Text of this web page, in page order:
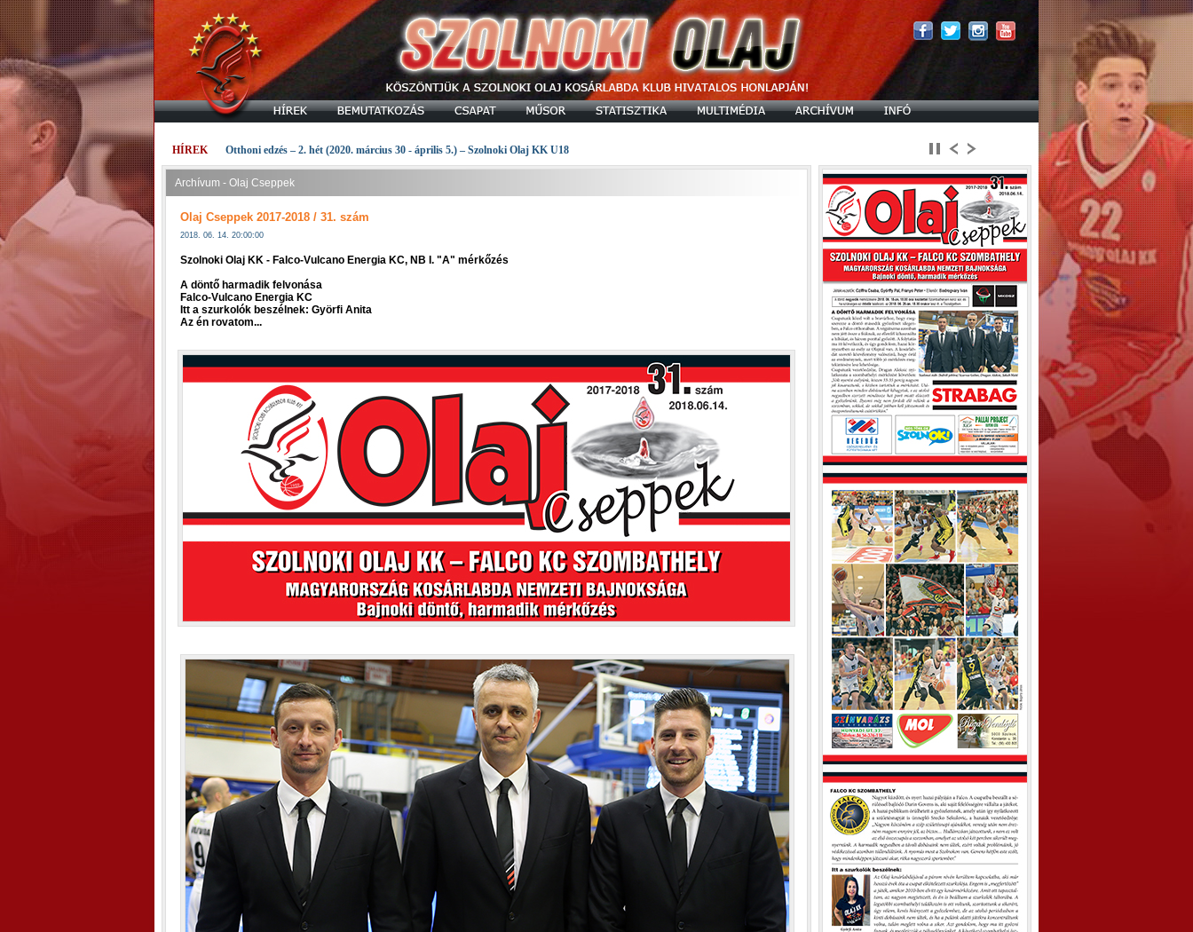
HÍREK Otthoni edzés – 2. hét (2020. március 30 - április 5.) – Szolnoki Olaj KK U18
Archívum - Olaj Cseppek
Olaj Cseppek 2017-2018 / 31. szám
2018. 06. 14. 20:00:00
Szolnoki Olaj KK - Falco-Vulcano Energia KC, NB I. "A" mérkőzés
A döntő harmadik felvonása
Falco-Vulcano Energia KC
Itt a szurkolók beszélnek: Györfi Anita
Az én rovatom...